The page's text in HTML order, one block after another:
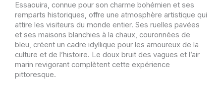
Essaouira, connue pour son charme bohémien et ses
remparts historiques, offre une atmosphère artistique qui
attire les visiteurs du monde entier. Ses ruelles pavées
et ses maisons blanchies à la chaux, couronnées de
bleu, créent un cadre idyllique pour les amoureux de la
culture et de l’histoire. Le doux bruit des vagues et l’air
marin revigorant complètent cette expérience
pittoresque.